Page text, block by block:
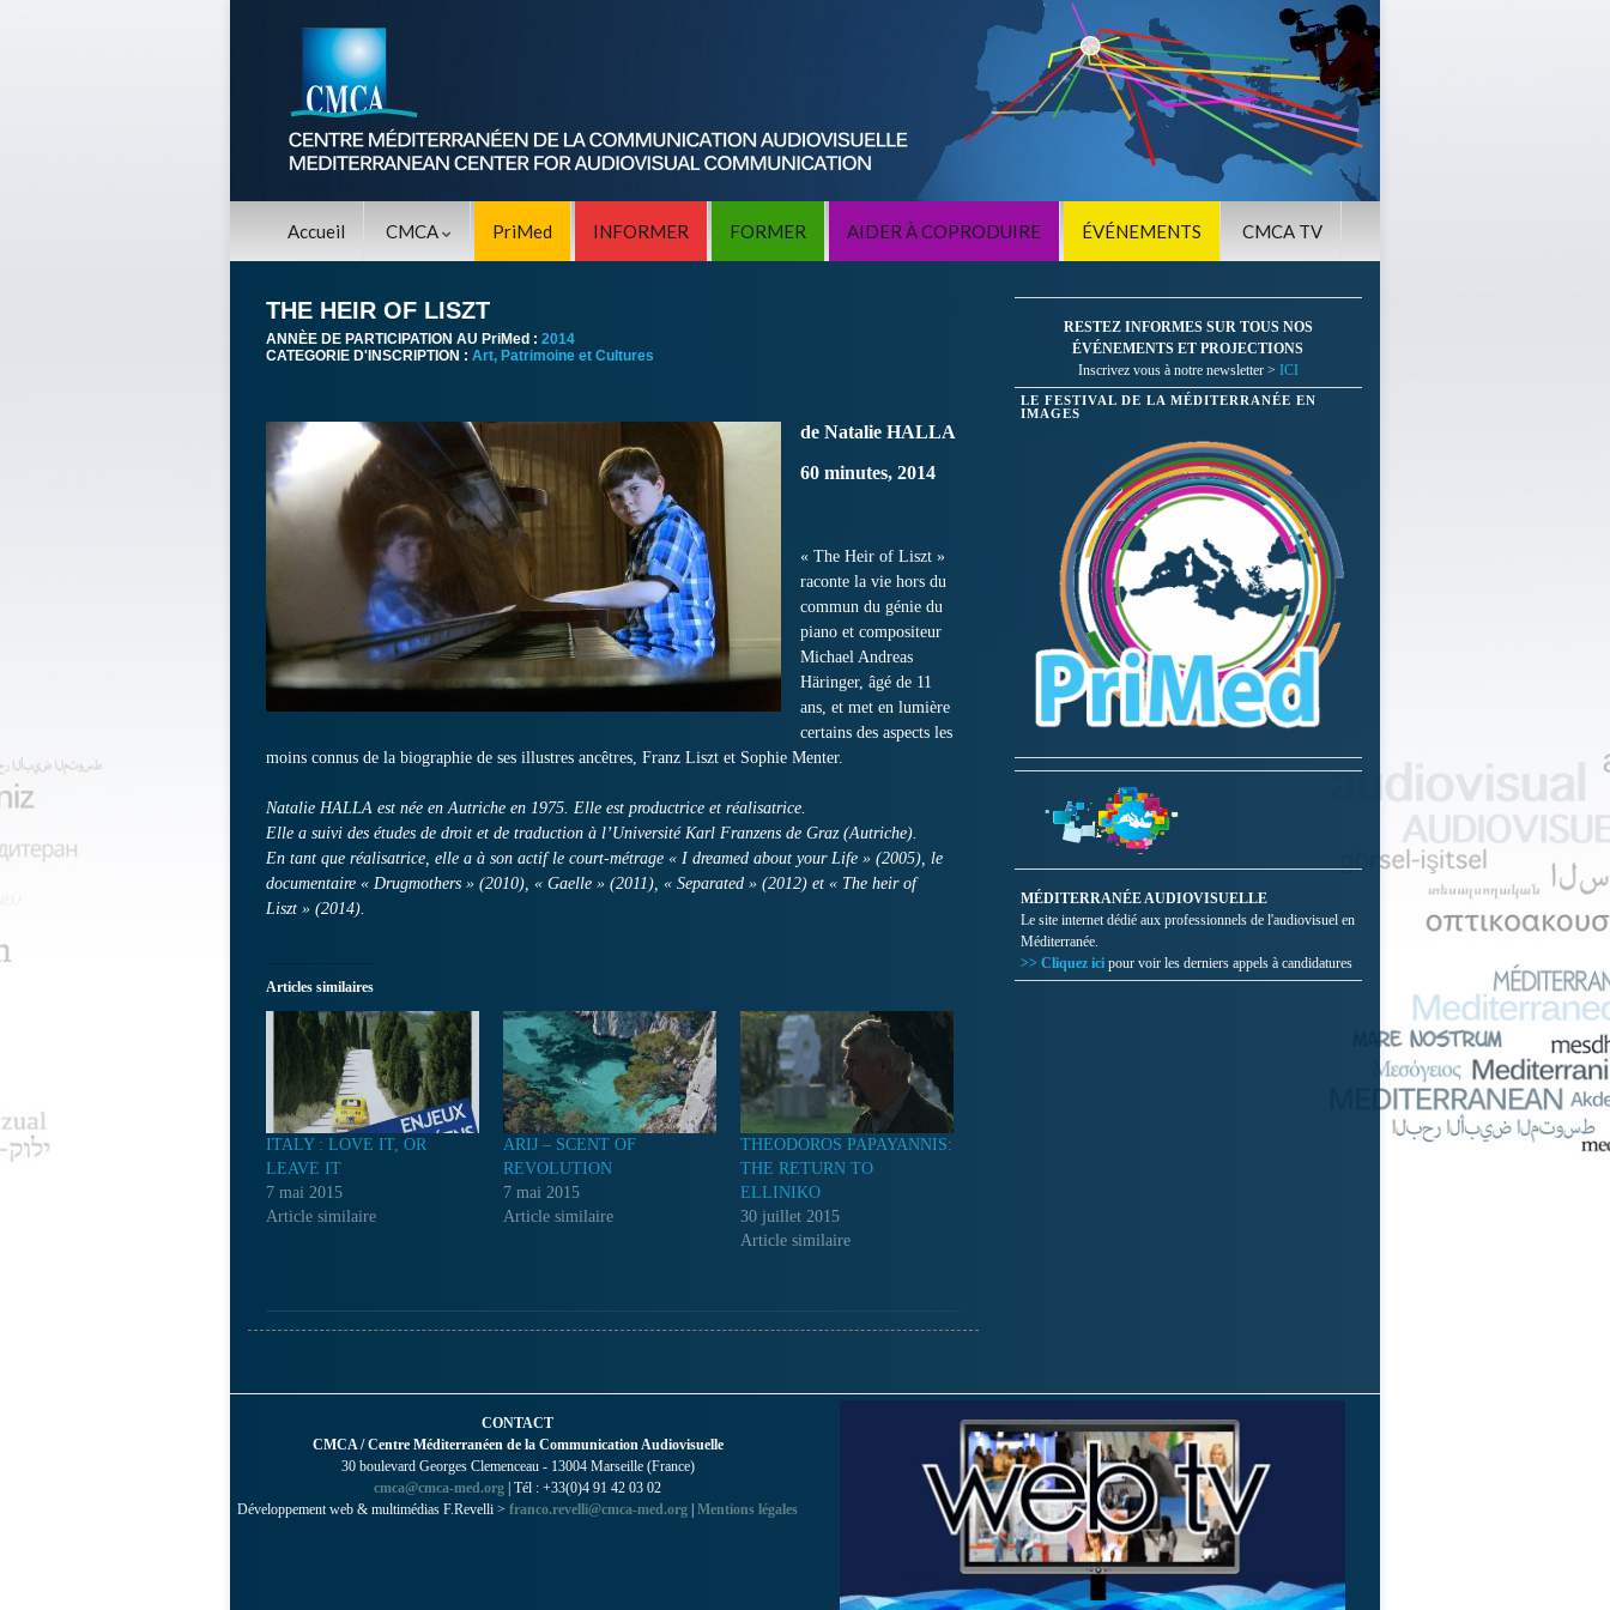
Accueil CMCA PriMed INFORMER FORMER AIDER À COPRODUIRE ÉVÉNEMENTS CMCA TV
THE HEIR OF LISZT
ANNÈE DE PARTICIPATION AU PriMed : 2014
CATEGORIE D'INSCRIPTION : Art, Patrimoine et Cultures
de Natalie HALLA
60 minutes, 2014
« The Heir of Liszt »
raconte la vie hors du
commun du génie du
piano et compositeur
Michael Andreas
Häringer, âgé de 11
ans, et met en lumière
certains des aspects les
moins connus de la biographie de ses illustres ancêtres, Franz Liszt et Sophie Menter.
Natalie HALLA est née en Autriche en 1975. Elle est productrice et réalisatrice.
Elle a suivi des études de droit et de traduction à l’Université Karl Franzens de Graz (Autriche).
En tant que réalisatrice, elle a à son actif le court-métrage « I dreamed about your Life » (2005), le
documentaire « Drugmothers » (2010), « Gaelle » (2011), « Separated » (2012) et « The heir of
Liszt » (2014).
Articles similaires
ITALY : LOVE IT, OR
LEAVE IT
7 mai 2015
Article similaire
ARIJ – SCENT OF
REVOLUTION
7 mai 2015
Article similaire
THEODOROS PAPAYANNIS:
THE RETURN TO
ELLINIKO
30 juillet 2015
Article similaire
RESTEZ INFORMES SUR TOUS NOS
ÉVÉNEMENTS ET PROJECTIONS
Inscrivez vous à notre newsletter > ICI
LE FESTIVAL DE LA MÉDITERRANÉE EN
IMAGES
MÉDITERRANÉE AUDIOVISUELLE
Le site internet dédié aux professionnels de l'audiovisuel en
Méditerranée.
>> Cliquez ici pour voir les derniers appels à candidatures
CONTACT
CMCA / Centre Méditerranéen de la Communication Audiovisuelle
30 boulevard Georges Clemenceau - 13004 Marseille (France)
cmca@cmca-med.org | Tél : +33(0)4 91 42 03 02
Développement web & multimédias F.Revelli > franco.revelli@cmca-med.org | Mentions légales